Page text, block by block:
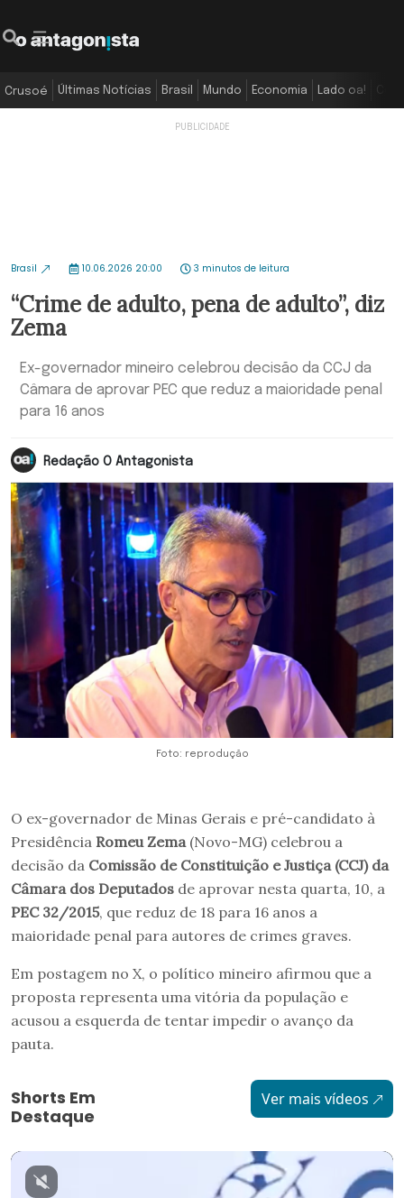
Crusoé Últimas Notícias Brasil Mundo Economia Lado oa!
Brasil 10.06.2026 20:00 3 minutos de leitura
“Crime de adulto, pena de adulto”, diz
Zema
Ex-governador mineiro celebrou decisão da CCJ da
Câmara de aprovar PEC que reduz a maioridade penal
para 16 anos
Redação O Antagonista
Foto: reprodução
O ex-governador de Minas Gerais e pré-candidato à
Presidência Romeu Zema (Novo-MG) celebrou a
decisão da Comissão de Constituição e Justiça (CCJ) da
Câmara dos Deputados de aprovar nesta quarta, 10, a
PEC 32/2015, que reduz de 18 para 16 anos a
maioridade penal para autores de crimes graves.
Em postagem no X, o político mineiro afirmou que a
proposta representa uma vitória da população e
acusou a esquerda de tentar impedir o avanço da
pauta.
Shorts Em
Destaque
Ver mais vídeos